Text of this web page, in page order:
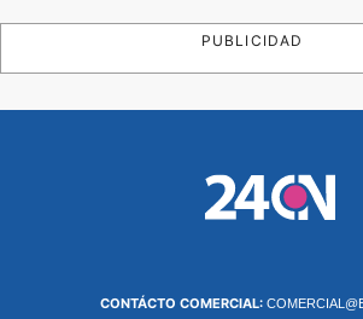
PUBLICIDAD
CONTÁCTO COMERCIAL: